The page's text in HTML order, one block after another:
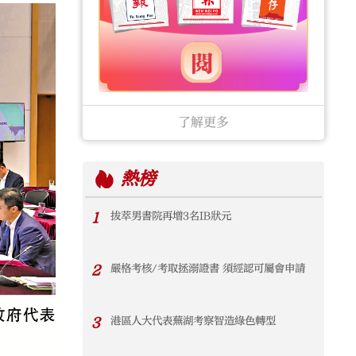
了解更多
熱榜
1 拔萃男書院再增3名IB狀元
2 嚴格考核/考取拯溺證書 須經認可屬會申請
3 港區人大代表蕪湖考察智造綠色轉型